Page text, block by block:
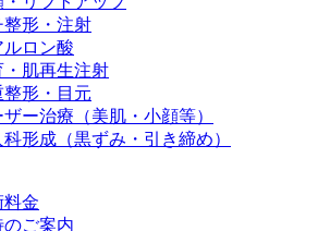
整形・注射
ルロン酸
・肌再生注射
整形・目元
ザー治療（美肌・小顔等）
形成（黒ずみ・引き締め）
料金
のご案内